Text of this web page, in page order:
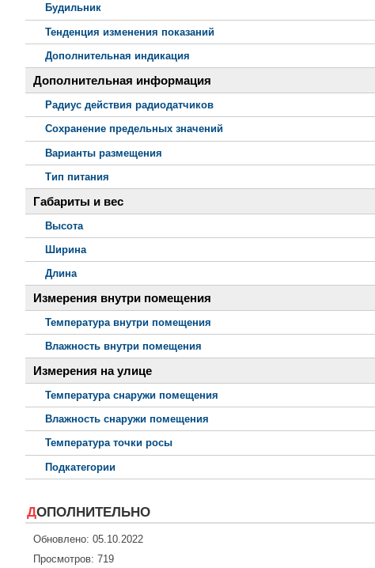
Будильник
Тенденция изменения показаний
Дополнительная индикация
Дополнительная информация
Радиус действия радиодатчиков
Сохранение предельных значений
Варианты размещения
Тип питания
Габариты и вес
Высота
Ширина
Длина
Измерения внутри помещения
Температура внутри помещения
Влажность внутри помещения
Измерения на улице
Температура снаружи помещения
Влажность снаружи помещения
Температура точки росы
Подкатегории
ДОПОЛНИТЕЛЬНО
Обновлено: 05.10.2022
Просмотров: 719